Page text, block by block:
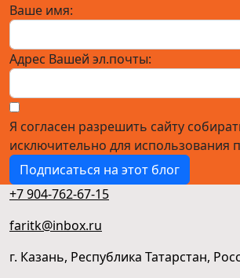
Ваше имя:
Адрес Вашей эл.почты:
Я согласен разрешить сайту
исключительно для использования
Подписаться на этот блог
+7 904-762-67-15
faritk@inbox.ru
г. Казань, Республика Татарстан,